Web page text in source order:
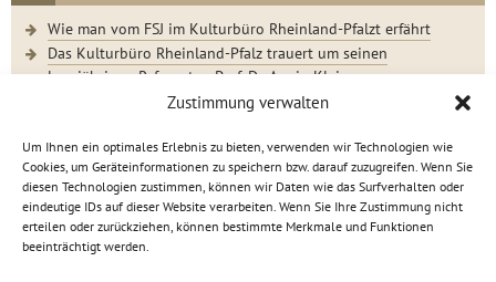
Zustimmung verwalten
Um Ihnen ein optimales Erlebnis zu bieten, verwenden wir Technologien wie
Cookies, um Geräteinformationen zu speichern bzw. darauf zuzugreifen. Wenn Sie
diesen Technologien zustimmen, können wir Daten wie das Surfverhalten oder
eindeutige IDs auf dieser Website verarbeiten. Wenn Sie Ihre Zustimmung nicht
erteilen oder zurückziehen, können bestimmte Merkmale und Funktionen
beeinträchtigt werden.
Wie man vom FSJ im Kulturbüro Rheinland-Pfalzt erfährt
Das Kulturbüro Rheinland-Pfalz trauert um seinen
langjährigen Referenten Prof. Dr. Armin Klein
Der Jugendkunstschultag 2023 im Rückblick
Kulturbüro Rheinland-Pfalz · C.-S.-Schmidt-Str. 9 · 56112
Lahnstein